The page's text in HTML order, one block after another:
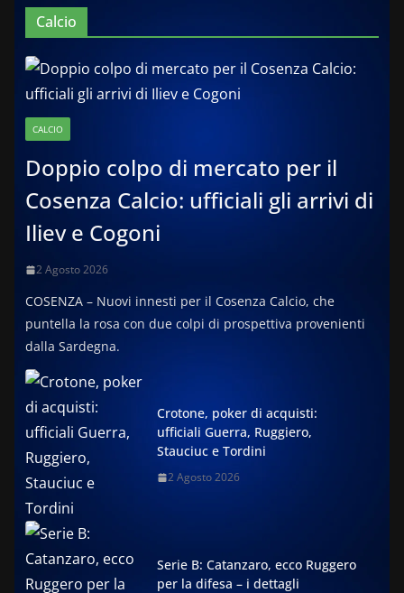
Calcio
CALCIO
Doppio colpo di mercato per il
Cosenza Calcio: ufficiali gli arrivi di
Iliev e Cogoni
2 Agosto 2026
COSENZA – Nuovi innesti per il Cosenza Calcio, che
puntella la rosa con due colpi di prospettiva provenienti
dalla Sardegna.
Crotone, poker di acquisti:
ufficiali Guerra, Ruggiero,
Stauciuc e Tordini
2 Agosto 2026
Serie B: Catanzaro, ecco Ruggero
per la difesa – i dettagli